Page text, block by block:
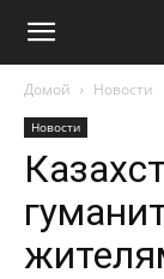
Домой Новости
Новости